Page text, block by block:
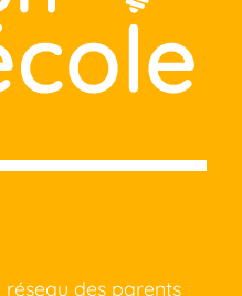
réseau des parents